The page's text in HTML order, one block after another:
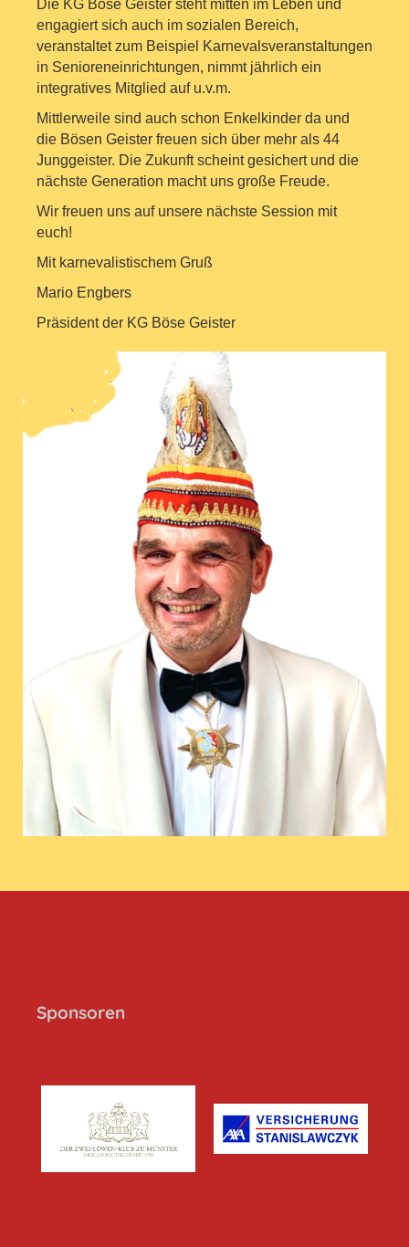
Die KG Böse Geister steht mitten im Leben und
engagiert sich auch im sozialen Bereich,
veranstaltet zum Beispiel Karnevalsveranstaltungen
in Senioreneinrichtungen, nimmt jährlich ein
integratives Mitglied auf u.v.m.
Mittlerweile sind auch schon Enkelkinder da und
die Bösen Geister freuen sich über mehr als 44
Junggeister. Die Zukunft scheint gesichert und die
nächste Generation macht uns große Freude.
Wir freuen uns auf unsere nächste Session mit
euch!
Mit karnevalistischem Gruß
Mario Engbers
Präsident der KG Böse Geister
Sponsoren